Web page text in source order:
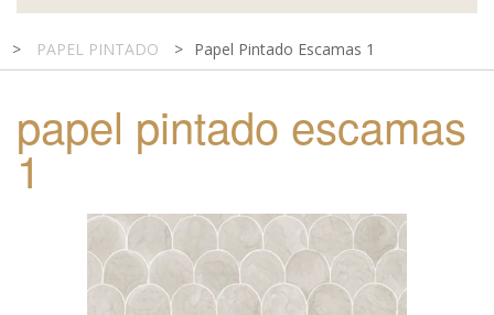
> PAPEL PINTADO > Papel Pintado Escamas 1
papel pintado escamas
1